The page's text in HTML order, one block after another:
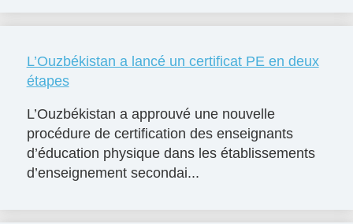
L’Ouzbékistan a lancé un certificat PE en deux
étapes
L’Ouzbékistan a approuvé une nouvelle
procédure de certification des enseignants
d’éducation physique dans les établissements
d’enseignement secondai...